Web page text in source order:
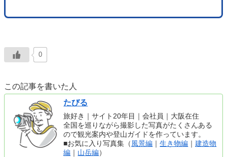
0
この記事を書いた人
たびる
旅好き｜サイト20年目｜会社員｜大阪在住
全国を巡りながら撮影した写真がたくさんある
ので観光案内や登山ガイドを作っています。
■お気に入り写真集（ 風景編 ｜生き物編 ｜建造物
編 ｜ 山岳編）